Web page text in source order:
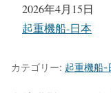
日付
2026年4月15日
関連理由
起重機船-日本
カテゴリー: 起重機船-